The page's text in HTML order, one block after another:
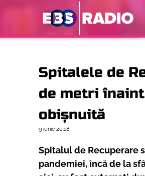
Spitalele de
de metri
obișnuită
9 iunie 20:18
Spitalul de Recuperare
pandemiei, încă de la